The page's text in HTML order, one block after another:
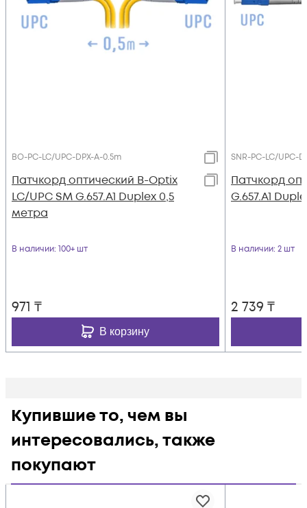
BO-PC-LC/UPC-DPX-A-0.5m
Патчкорд оптический B-Optix
LC/UPC SM G.657.A1 Duplex 0,5
метра
В наличии: 100+ шт
971 ₸
В корзину
SNR-PC-LC/UPC-
Патчкорд
G.657.A1
В наличии: 2 шт
2 739 ₸
Купившие то, чем вы
интересовались, также
покупают